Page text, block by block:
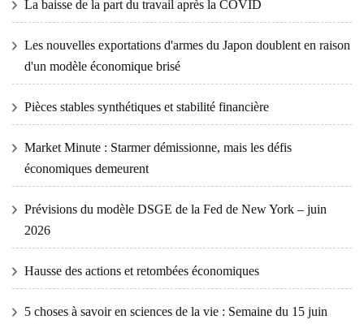
La baisse de la part du travail après la COVID
Les nouvelles exportations d'armes du Japon doublent en raison
d'un modèle économique brisé
Pièces stables synthétiques et stabilité financière
Market Minute : Starmer démissionne, mais les défis
économiques demeurent
Prévisions du modèle DSGE de la Fed de New York – juin
2026
Hausse des actions et retombées économiques
5 choses à savoir en sciences de la vie : Semaine du 15 juin